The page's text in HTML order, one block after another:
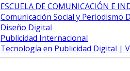
ESCUELA DE COMUNICACIÓN E
Comunicación Social y Periodismo
Diseño Digital
Publicidad Internacional
Tecnología en Publicidad Digital |